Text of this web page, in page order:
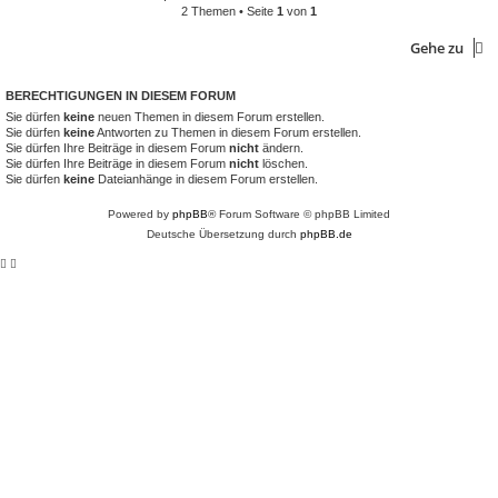
2 Themen • Seite 1 von 1
Gehe zu
BERECHTIGUNGEN IN DIESEM FORUM
Sie dürfen keine neuen Themen in diesem Forum erstellen.
Sie dürfen keineAntworten zu Themen in diesem Forum erstellen.
Sie dürfen Ihre Beiträge in diesem Forum nicht ändern.
Sie dürfen Ihre Beiträge in diesem Forum nicht löschen.
Sie dürfen keine Dateianhänge in diesem Forum erstellen.
Powered by phpBB® Forum Software © phpBB Limited
Deutsche Übersetzung durch phpBB.de